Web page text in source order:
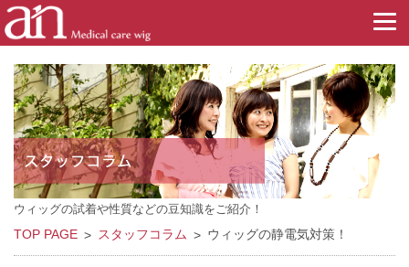
ウィッグの試着や性質などの豆知識をご紹介！
TOP PAGE スタッフコラム ウィッグの静電気対策！